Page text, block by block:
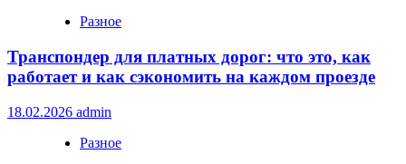
Разное
Транспондер для платных дорог: что это, как
работает и как сэкономить на каждом проезде
18.02.2026 admin
Разное